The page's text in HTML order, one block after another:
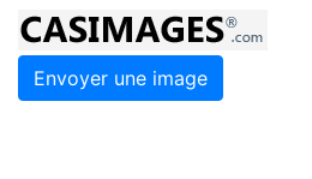
Envoyer une image